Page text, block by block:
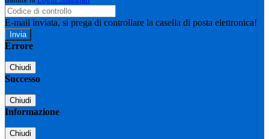
E-mail inviata, si prega di controllare la casella di posta elettronica!
Errore
Chiudi
Successo
Chiudi
Informazione
Chiudi